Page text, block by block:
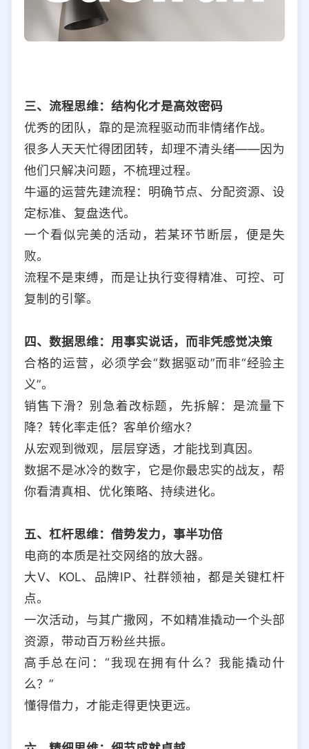
三、流程思维：结构化才是高效密码
优秀的团队，靠的是流程驱动而非情绪作战。
很多人天天忙得团团转，却理不清头绪——因为
他们只解决问题，不梳理过程。
牛逼的运营先建流程：明确节点、分配资源、设
定标准、复盘迭代。
一个看似完美的活动，若某环节断层，便是失
败。
流程不是束缚，而是让执行变得精准、可控、可
复制的引擎。
四、数据思维：用事实说话，而非凭感觉决策
合格的运营，必须学会“数据驱动”而非“经验主
义”。
销售下滑？别急着改标题，先拆解：是流量下
降？转化率走低？客单价缩水？
从宏观到微观，层层穿透，才能找到真因。
数据不是冰冷的数字，它是你最忠实的战友，帮
你看清真相、优化策略、持续进化。
五、杠杆思维：借势发力，事半功倍
电商的本质是社交网络的放大器。
大V、KOL、品牌IP、社群领袖，都是关键杠杆
点。
一次活动，与其广撒网，不如精准撬动一个头部
资源，带动百万粉丝共振。
高手总在问：“我现在拥有什么？我能撬动什
么？”
懂得借力，才能走得更快更远。